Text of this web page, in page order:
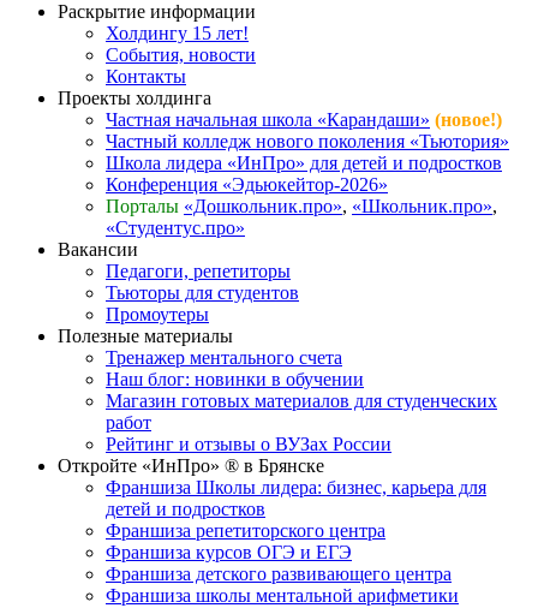
Раскрытие информации
Холдингу 15 лет!
События, новости
Контакты
Проекты холдинга
Частная начальная школа «Карандаши» (новое!)
Частный колледж нового поколения «Тьютория»
Школа лидера «ИнПро» для детей и подростков
Конференция «Эдьюкейтор-2026»
Порталы «Дошкольник.про», «Школьник.про»,
«Студентус.про»
Вакансии
Педагоги, репетиторы
Тьюторы для студентов
Промоутеры
Полезные материалы
Тренажер ментального счета
Наш блог: новинки в обучении
Магазин готовых материалов для студенческих
работ
Рейтинг и отзывы о ВУЗах России
Откройте «ИнПро» ® в Брянске
Франшиза Школы лидера: бизнес, карьера для
детей и подростков
Франшиза репетиторского центра
Франшиза курсов ОГЭ и ЕГЭ
Франшиза детского развивающего центра
Франшиза школы ментальной арифметики